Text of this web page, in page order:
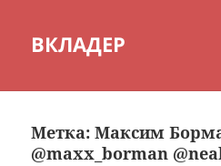
ВКЛАДЕР
Метка:Максим
@maxx_borman